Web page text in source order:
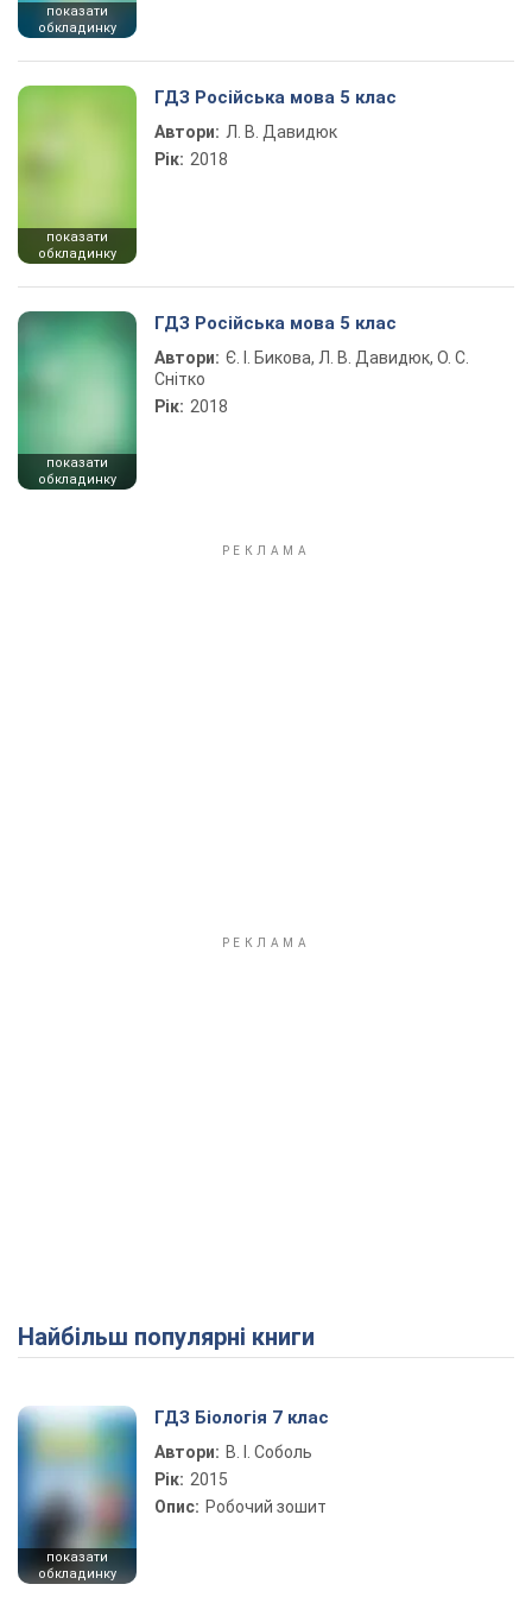
показати
обкладинку
показати
обкладинку
ГДЗ Російська мова 5 клас
Автори: Л. В. Давидюк
Рік: 2018
показати
обкладинку
ГДЗ Російська мова 5 клас
Автори: Є. І. Бикова, Л. В. Давидюк, О. С.
Снітко
Рік: 2018
Найбільш популярні книги
показати
обкладинку
ГДЗ Біологія 7 клас
Автори: В. І. Соболь
Рік: 2015
Опис: Робочий зошит